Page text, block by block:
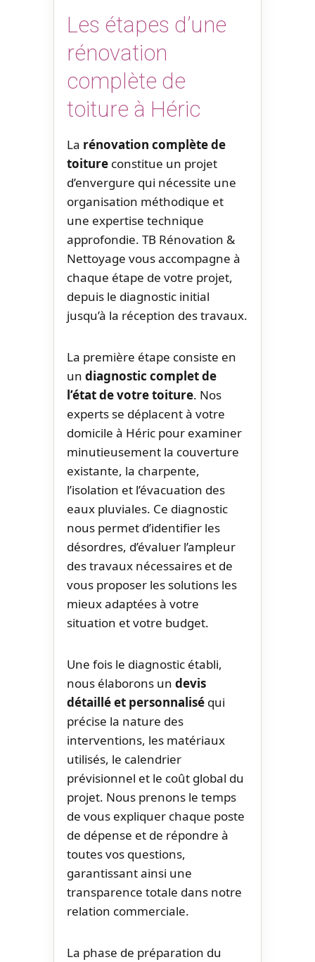
Les étapes d’une
rénovation
complète de
toiture à Héric
La rénovation complète de
toiture constitue un projet
d’envergure qui nécessite une
organisation méthodique et
une expertise technique
approfondie. TB Rénovation &
Nettoyage vous accompagne à
chaque étape de votre projet,
depuis le diagnostic initial
jusqu’à la réception des travaux.
La première étape consiste en
un diagnostic complet de
l’état de votre toiture. Nos
experts se déplacent à votre
domicile à Héric pour examiner
minutieusement la couverture
existante, la charpente,
l’isolation et l’évacuation des
eaux pluviales. Ce diagnostic
nous permet d’identifier les
désordres, d’évaluer l’ampleur
des travaux nécessaires et de
vous proposer les solutions les
mieux adaptées à votre
situation et votre budget.
Une fois le diagnostic établi,
nous élaborons un devis
détaillé et personnalisé qui
précise la nature des
interventions, les matériaux
utilisés, le calendrier
prévisionnel et le coût global du
projet. Nous prenons le temps
de vous expliquer chaque poste
de dépense et de répondre à
toutes vos questions,
garantissant ainsi une
transparence totale dans notre
relation commerciale.
La phase de préparation du